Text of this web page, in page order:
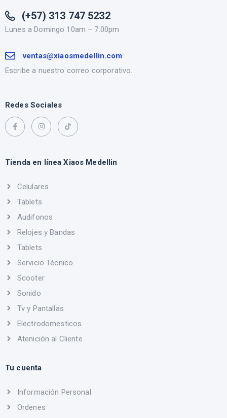
(+57) 313 747 5232
Lunes a Domingo 10am – 7.00pm
ventas@xiaosmedellin.com
Escribe a nuestro correo corporativo.
Redes Sociales
Tienda en línea Xiaos Medellin
Celulares
Tablets
Audifonos
Relojes y Bandas
Tablets
Servicio Técnico
Scooter
Sonido
Tv y Pantallas
Electrodomesticos
Atenición al Cliente
Tu cuenta
Información Personal
Ordenes